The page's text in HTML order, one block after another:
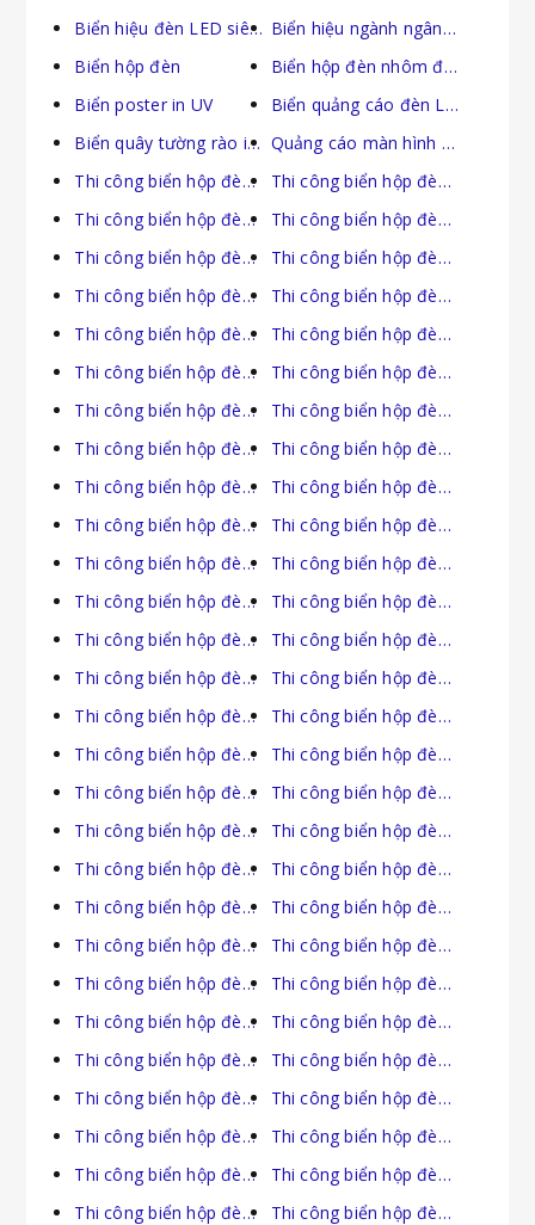
Biển hiệu đèn LED siêu mỏng
Biển hiệu ngành ngân hàng
Biển hộp đèn
Biển hộp đèn nhôm định hình bật nắp
Biển poster in UV
Biển quảng cáo đèn LED
Biển quây tường rào in UV
Quảng cáo màn hình LED
Thi công biển hộp đèn tại An Giang
Thi công biển hộp đèn tại Bà Rịa Vũng Tàu
Thi công biển hộp đèn tại Bắc Giang
Thi công biển hộp đèn tại Bắc Kạn
Thi công biển hộp đèn tại Bạc Liêu
Thi công biển hộp đèn tại Bắc Ninh
Thi công biển hộp đèn tại Bến Tre
Thi công biển hộp đèn tại Bình Dương
Thi công biển hộp đèn tại Bình Định
Thi công biển hộp đèn tại Bình Phước
Thi công biển hộp đèn tại Bình Thuận
Thi công biển hộp đèn tại Cà Mau
Thi công biển hộp đèn tại Cần Thơ
Thi công biển hộp đèn tại Cao Bằng
Thi công biển hộp đèn tại Đà Nẵng
Thi công biển hộp đèn tại Đắk Lắk
Thi công biển hộp đèn tại Đắk Nông
Thi công biển hộp đèn tại Điện Biên
Thi công biển hộp đèn tại Đồng Nai
Thi công biển hộp đèn tại Đồng Tháp
Thi công biển hộp đèn tại Gia Lai
Thi công biển hộp đèn tại Hà Giang
Thi công biển hộp đèn tại Hà Nam
Thi công biển hộp đèn tại Hà Nội
Thi công biển hộp đèn tại Hà Tĩnh
Thi công biển hộp đèn tại Hải Dương
Thi công biển hộp đèn tại Hải Phòng
Thi công biển hộp đèn tại Hậu Giang
Thi công biển hộp đèn tại Hồ Chí Minh
Thi công biển hộp đèn tại Hòa Bình
Thi công biển hộp đèn tại Hưng Yên
Thi công biển hộp đèn tại Khánh Hòa
Thi công biển hộp đèn tại Kiên Giang
Thi công biển hộp đèn tại Kon Tum
Thi công biển hộp đèn tại Lai Châu
Thi công biển hộp đèn tại Lâm Đồng
Thi công biển hộp đèn tại Lạng Sơn
Thi công biển hộp đèn tại Lào Cai
Thi công biển hộp đèn tại Long An
Thi công biển hộp đèn tại Nam Định
Thi công biển hộp đèn tại Nghệ An
Thi công biển hộp đèn tại Ninh Bình
Thi công biển hộp đèn tại Ninh Thuận
Thi công biển hộp đèn tại Phú Thọ
Thi công biển hộp đèn tại Phú Yên
Thi công biển hộp đèn tại Quảng Bình
Thi công biển hộp đèn tại Quảng Nam
Thi công biển hộp đèn tại Quảng Ngãi
Thi công biển hộp đèn tại Quảng Ninh
Thi công biển hộp đèn tại Quảng Trị
Thi công biển hộp đèn tại Sóc Trăng
Thi công biển hộp đèn tại Sơn La
Thi công biển hộp đèn tại Tây Ninh
Thi công biển hộp đèn tại Thái Bình
Thi công biển hộp đèn tại Thái Nguyên
Thi công biển hộp đèn tại Thanh Hóa